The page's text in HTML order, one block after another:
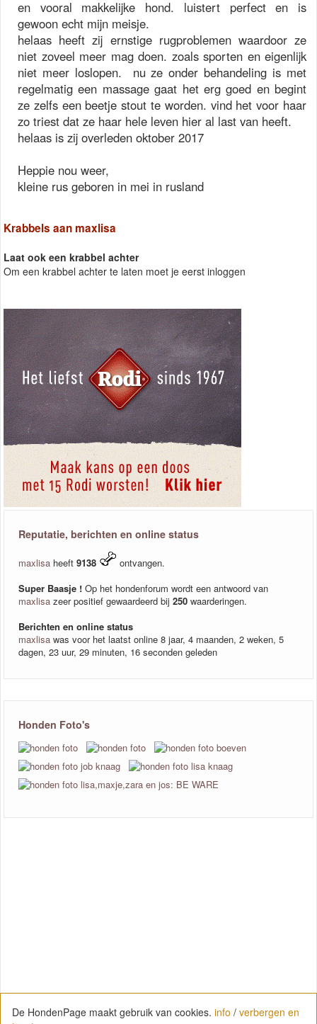
en vooral makkelijke hond. luistert perfect en is
gewoon echt mijn meisje.
helaas heeft zij ernstige rugproblemen waardoor ze
niet zoveel meer mag doen. zoals sporten en eigenlijk
niet meer loslopen. nu ze onder behandeling is met
regelmatig een massage gaat het erg goed en begint
ze zelfs een beetje stout te worden. vind het voor haar
zo triest dat ze haar hele leven hier al last van heeft.
helaas is zij overleden oktober 2017
Heppie nou weer,
kleine rus geboren in mei in rusland
Krabbels aan maxlisa
Laat ook een krabbel achter
Om een krabbel achter te laten moet je eerst inloggen
Reputatie, berichten en online status
maxlisa heeft 9138
ontvangen.
Super Baasje ! Op het hondenforum wordt een antwoord van
maxlisa zeer positief gewaardeerd bij 250 waarderingen.
Berichten en online status
maxlisa was voor het laatst online 8 jaar, 4 maanden, 2 weken, 5
dagen, 23 uur, 29 minuten, 16 seconden geleden
Honden Foto's
De HondenPage maakt gebruik van cookies. info / verbergen en